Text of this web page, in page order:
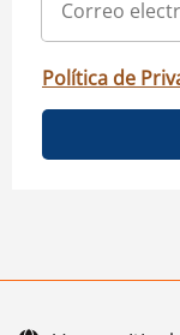
Política de